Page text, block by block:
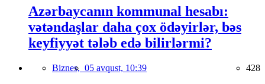
Azərbaycanın kommunal hesabı:
vətəndaşlar daha çox ödəyirlər, bəs
keyfiyyət tələb edə bilirlərmi?
Biznes, 05 avqust, 10:39 428